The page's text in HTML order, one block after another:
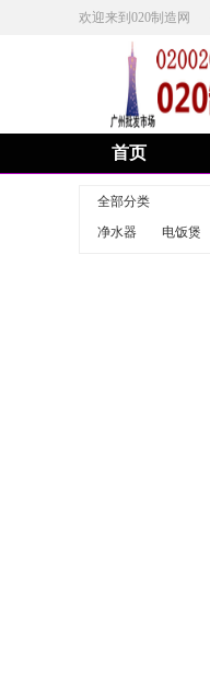
欢迎来到020制造网
首页
全部分类
净水器
电饭煲